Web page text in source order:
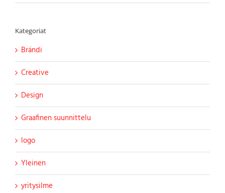
Kategoriat
Brändi
Creative
Design
Graafinen suunnittelu
logo
Yleinen
yritysilme